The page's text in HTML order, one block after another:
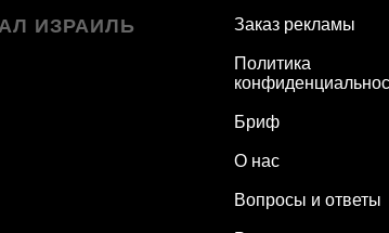
ИЗРАИЛЬ Заказ рекламы
Политика
Бриф
О нас
Вопросы и ответы